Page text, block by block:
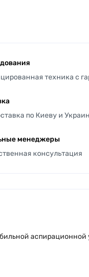
техника с
по Киеву и
менеджеры
консультация
аспирационной